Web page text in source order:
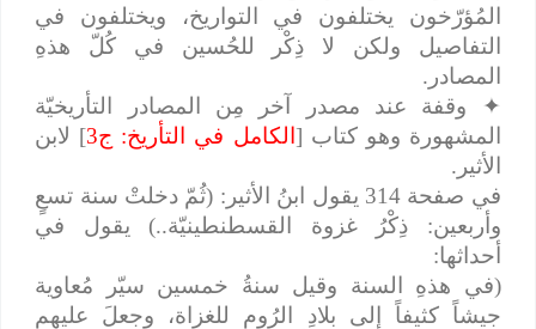
المُؤرّخون يختلفون في التواريخ، ويختلفون في
التفاصيل ولكن لا ذِكْر للحُسين في كُلّ هذهِ
المصادر.
✦وقفة عند مصدر آخر مِن المصادر التأريخيّة
المشهورة وهو كتاب [ الكامل في التأريخ: ج3 ] لابن
الأثير.
في صفحة 314 يقول ابنُ الأثير: (ثُمّ دخلتْ سنة تسعٍ
وأربعين: ذِكْرُ غزوة القسطنطينيّة..) يقول في
أحداثها:
(في هذهِ السنة وقيل سنةُ خمسين سيّر مُعاوية
جيشاً كثيفاً إلى بلادِ الرُوم للغزاة، وجعلَ عليهم